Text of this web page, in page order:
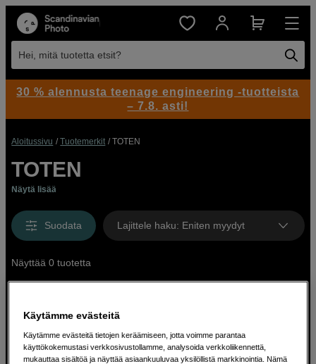
Hei, mitä tuotetta etsit?
Aloitussivu Tuotemerkit TOTEN
TOTEN
Näytä lisää
Suodata Lajittele haku: Eniten myydyt
Näyttää 0 tuotetta
30 % alennusta teenage engineering -tuotteista
– 7.8. asti!
Käytämme evästeitä
Käytämme evästeitä tietojen keräämiseen, jotta voimme parantaa
käyttökokemustasi verkkosivustollamme, analysoida verkkoliikennettä,
mukauttaa sisältöä ja näyttää asiaankuuluvaa yksilöllistä markkinointia. Nämä